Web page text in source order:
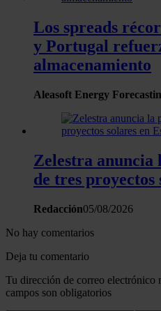
Los spreads
y Portugal
almacenamiento
Aleasoft Energy
Zelestra anuncia
de tres proyectos
Redacción05/08/2026
No hay comentarios
Deja tu comentario
Tu dirección de correo electrónico
campos son obligatorios